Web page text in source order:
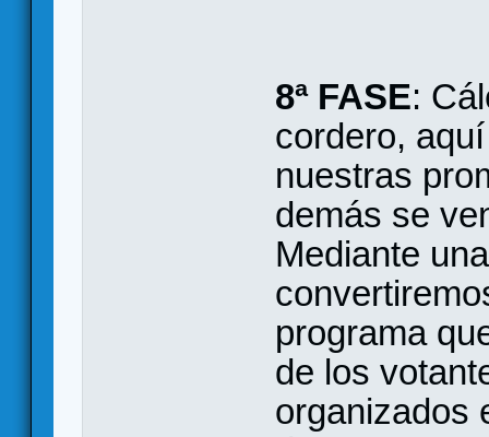
8ª FASE:
cordero,
nuestras
demás se
Mediante
programa
de los
organizados